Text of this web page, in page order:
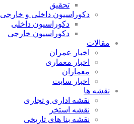
تحقیق
دکوراسیون داخلی و خارجی
دکوراسیون داخلی
دکوراسیون خارجی
مقالات
اخبار عمران
اخبار معماری
معماران
اخبار سایت
نقشه ها
نقشه اداری و تجاری
نقشه استخر
نقشه بنا های تاریخی